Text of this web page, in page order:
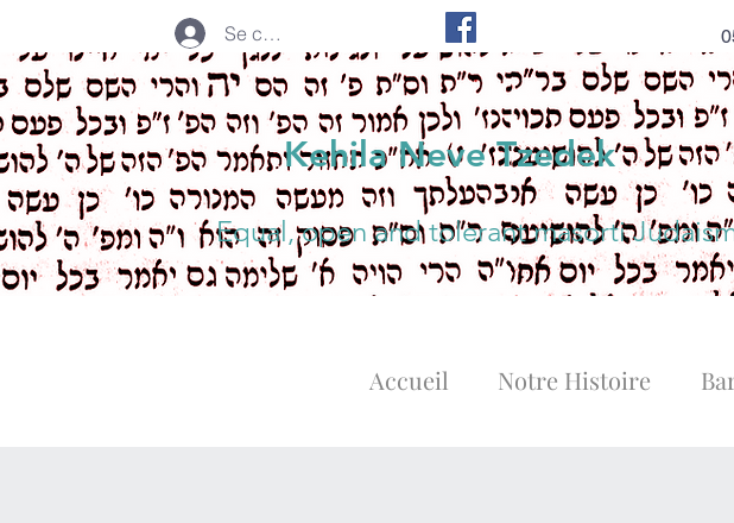
Se connecter
Kehila Neve Tzedek
Equal, open and tolerant masorti
Notre Histoire
Accueil